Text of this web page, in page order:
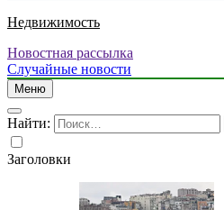
Недвижимость
Новостная рассылка
Случайные новости
Меню
Найти:
Заголовки